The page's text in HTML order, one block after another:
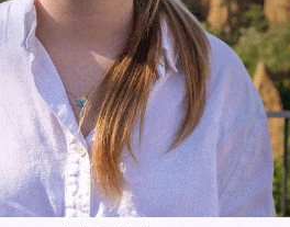
In vetrina 3 Agosto 2026
Estra Notizie agosto: Smart
studenti coinvolti, torna il
debutta il podcast Estrair